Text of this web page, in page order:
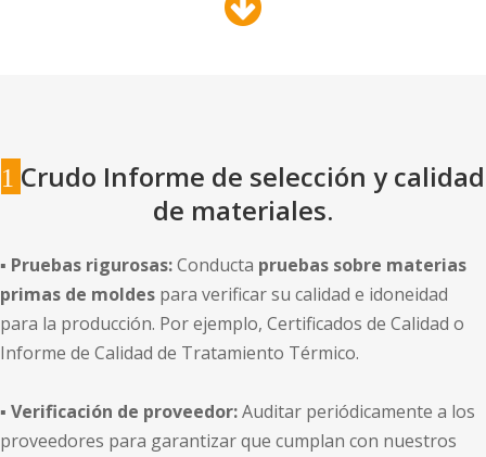
1 Crudo Informe de selección y calidad
de materiales.
▪ Pruebas rigurosas:Conducta pruebas sobre materias
primas de moldes para verificar su calidad e idoneidad
para la producción. Por ejemplo, Certificados de Calidad o
Informe de Calidad de Tratamiento Térmico.
▪ Verificación de proveedor:Auditar periódicamente a los
proveedores para garantizar que cumplan con nuestros